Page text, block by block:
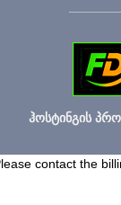
ჰოსტინგის
contact the